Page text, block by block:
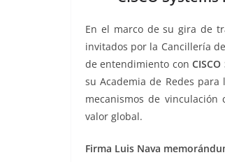
b
o
o
k
A
p
p
En el marco de su gira de
invitados por la Cancillería
de entendimiento con
su Academia de Redes para
mecanismos de
valor global.
Firma Luis Nava